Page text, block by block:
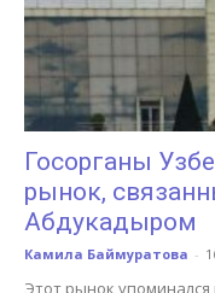
Госорганы
рынок,
Абдукадыром
Камила Баймуратова -
Этот рынок